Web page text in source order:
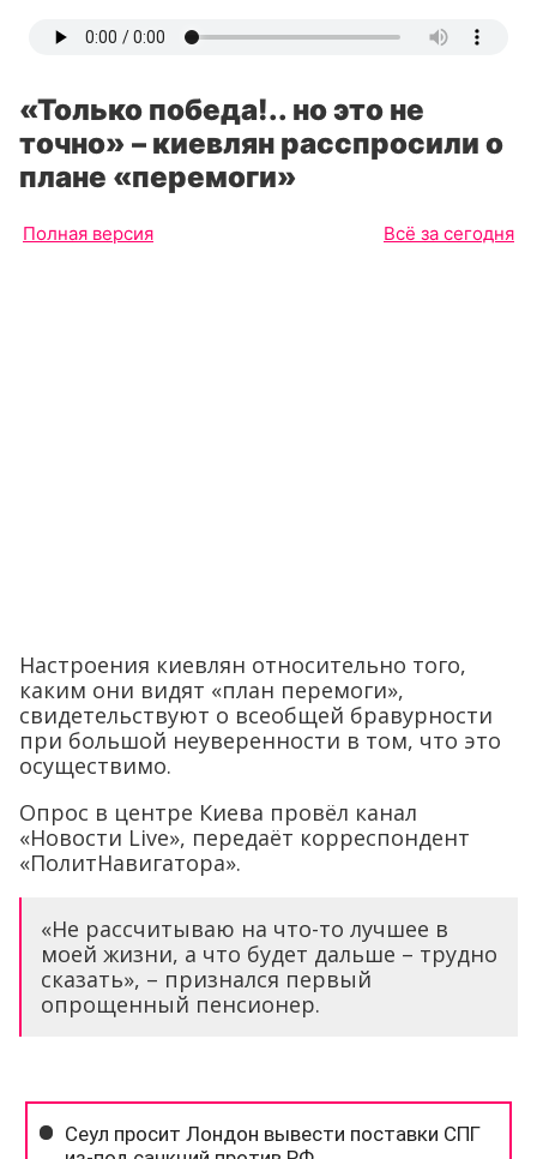
«Только победа!.. но это не
точно» – киевлян расспросили о
плане «перемоги»
Полная версия Всё за сегодня
Настроения киевлян относительно того,
каким они видят «план перемоги»,
свидетельствуют о всеобщей бравурности
при большой неуверенности в том, что это
осуществимо.
Опрос в центре Киева провёл канал
«Новости Live», передаёт корреспондент
«ПолитНавигатора».
«Не рассчитываю на что-то лучшее в
моей жизни, а что будет дальше – трудно
сказать», – признался первый
опрощенный пенсионер.